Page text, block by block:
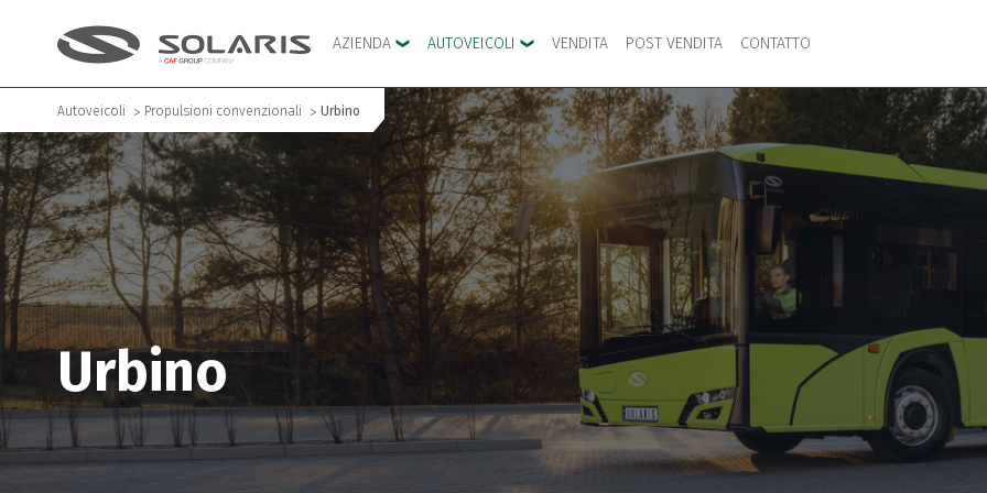
AZIENDA AUTOVEICOLI VENDITA POST VENDITA CONTATTO
Autoveicoli Propulsioni convenzionali Urbino
Urbino